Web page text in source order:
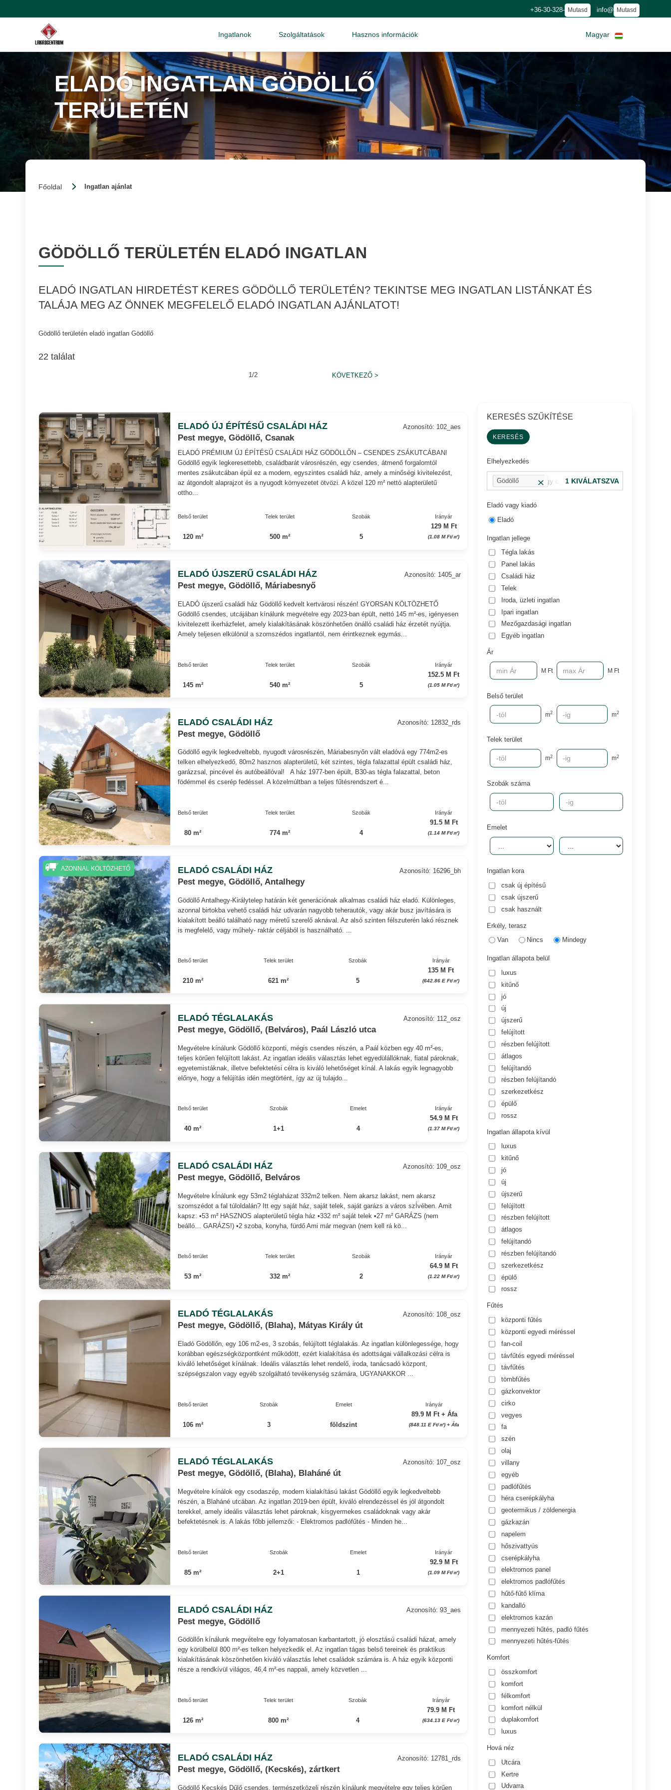
+36-30-328- Mutasd info@ Mutasd
Ingatlanok Szolgáltatások Hasznos információk Magyar
ELADÓ INGATLAN GÖDÖLLŐ
TERÜLETÉN
Főoldal Ingatlan ajánlat
GÖDÖLLŐ TERÜLETÉN ELADÓ INGATLAN
ELADÓ INGATLAN HIRDETÉST KERES GÖDÖLLŐ TERÜLETÉN? TEKINTSE MEG INGATLAN LISTÁNKAT ÉS
TALÁJA MEG AZ ÖNNEK MEGFELELŐ ELADÓ INGATLAN AJÁNLATOT!
Gödöllő területén eladó ingatlan Gödöllő
22 találat
1/2 KÖVETKEZŐ>
ELADÓ ÚJ ÉPÍTÉSŰ CSALÁDI HÁZ
Pest megye, Gödöllő, Csanak
Azonosító: 102_aes
ELADÓ PRÉMIUM ÚJ ÉPÍTÉSŰ CSALÁDI HÁZ GÖDÖLLŐN – CSENDES ZSÁKUTCÁBAN!
Gödöllő egyik legkeresettebb, családbarát városrészén, egy csendes, átmenő forgalomtól
mentes zsákutcában épül ez a modern, egyszintes családi ház, amely a minőségi kivitelezést,
az átgondolt alaprajzot és a nyugodt környezetet ötvözi. A közel 120 m² nettó alapterületű
ottho...
Belső terület
120 m²
Telek terület
500 m²
Szobák
5
Irányár
129 M Ft
(1.08 M Ft/㎡)
ELADÓ ÚJSZERŰ CSALÁDI HÁZ
Pest megye, Gödöllő, Máriabesnyő
Azonosító: 1405_ar
ELADÓ újszerű családi ház Gödöllő kedvelt kertvárosi részén! GYORSAN KÖLTÖZHETŐ
Gödöllő csendes, utcájában kínálunk megvételre egy 2023-ban épült, nettó 145 m²-es, igényesen
kivitelezett ikerházfelet, amely kialakításának köszönhetően önálló családi ház érzetét nyújtja.
Amely teljesen elkülönül a szomszédos ingatlantól, nem érintkeznek egymás...
Belső terület
145 m²
Telek terület
540 m²
Szobák
5
Irányár
152.5 M Ft
(1.05 M Ft/㎡)
ELADÓ CSALÁDI HÁZ
Pest megye, Gödöllő
Azonosító: 12832_rds
Gödöllő egyik legkedveltebb, nyugodt városrészén, Máriabesnyőn vált eladóvá egy 774m2-es
telken elhelyezkedő, 80m2 hasznos alapterületű, két szintes, tégla falazattal épült családi ház,
garázzsal, pincével és autóbeállóval! A ház 1977-ben épült, B30-as tégla falazattal, beton
födémmel és cserép fedéssel. A közelmúltban a teljes fűtésrendszert é...
Belső terület
80 m²
Telek terület
774 m²
Szobák
4
Irányár
91.5 M Ft
(1.14 M Ft/㎡)
ELADÓ CSALÁDI HÁZ
Pest megye, Gödöllő, Antalhegy
Azonosító: 16296_bh
Gödöllő Antalhegy-Királytelep határán két generációnak alkalmas családi ház eladó. Különleges,
azonnal birtokba vehető családi ház udvarán nagyobb teherautók, vagy akár busz javítására is
kialakított beálló található nagy méretű szerelő aknával. Az alsó szinten félszuterén lakó résznek
is megfelelő, vagy műhely- raktár céljából is használható. ...
Belső terület
210 m²
Telek terület
621 m²
Szobák
5
Irányár
135 M Ft
(642.86 E Ft/㎡)
AZONNAL KÖLTÖZHETŐ
ELADÓ TÉGLALAKÁS
Pest megye, Gödöllő, (Belváros), Paál László utca
Azonosító: 112_osz
Megvételre kínálunk Gödöllő központi, mégis csendes részén, a Paál közben egy 40 m²-es,
teljes körűen felújított lakást. Az ingatlan ideális választás lehet egyedülállóknak, fiatal pároknak,
egyetemistáknak, illetve befektetési célra is kiváló lehetőséget kínál. A lakás egyik legnagyobb
előnye, hogy a felújítás idén megtörtént, így az új tulajdo...
Belső terület
40 m²
Szobák
1+1
Emelet
4
Irányár
54.9 M Ft
(1.37 M Ft/㎡)
ELADÓ CSALÁDI HÁZ
Pest megye, Gödöllő, Belváros
Azonosító: 109_osz
Megvételre kÍnálunk egy 53m2 téglaházat 332m2 telken. Nem akarsz lakást, nem akarsz
szomszédot a fal túloldalán? Itt egy saját ház, saját telek, saját garázs a város szÍvében. Amit
kapsz: •53 m² HASZNOS alapterületű tégla ház •332 m² saját telek •27 m² GARÁZS (nem
beálló… GARÁZS!) •2 szoba, konyha, fürdő Ami már megvan (nem kell rá kö...
Belső terület
53 m²
Telek terület
332 m²
Szobák
2
Irányár
64.9 M Ft
(1.22 M Ft/㎡)
ELADÓ TÉGLALAKÁS
Pest megye, Gödöllő, (Blaha), Mátyas Király út
Azonosító: 108_osz
Eladó Gödöllőn, egy 106 m2-es, 3 szobás, felújított téglalakás. Az ingatlan különlegessége, hogy
korábban egészségközpontként működött, ezért kialakítása és adottságai vállalkozási célra is
kiváló lehetőséget kínálnak. Ideális választás lehet rendelő, iroda, tanácsadó központ,
szépségszalon vagy egyéb szolgáltató tevékenység számára, UGYANAKKOR ...
Belső terület
106 m²
Szobák
3
Emelet
földszint
Irányár
89.9 M Ft + Áfa
(848.11 E Ft/㎡) + Áfa
ELADÓ TÉGLALAKÁS
Pest megye, Gödöllő, (Blaha), Blaháné út
Azonosító: 107_osz
Megvételre kínálok egy csodaszép, modern kialakítású lakást Gödöllő egyik legkedveltebb
részén, a Blaháné utcában. Az ingatlan 2019-ben épült, kiváló elrendezéssel és jól átgondolt
terekkel, amely ideális választás lehet pároknak, kisgyermekes családoknak vagy akár
befektetésnek is. A lakás főbb jellemzői: - Elektromos padlófűtés - Minden he...
Belső terület
85 m²
Szobák
2+1
Emelet
1
Irányár
92.9 M Ft
(1.09 M Ft/㎡)
ELADÓ CSALÁDI HÁZ
Pest megye, Gödöllő
Azonosító: 93_aes
Gödöllőn kínálunk megvételre egy folyamatosan karbantartott, jó elosztású családi házat, amely
egy körülbelül 800 m²-es telken helyezkedik el. Az ingatlan tágas belső tereinek és praktikus
kialakításának köszönhetően kiváló választás lehet családok számára is. A ház egyik központi
része a rendkívül világos, 46,4 m²-es nappali, amely közvetlen ...
Belső terület
126 m²
Telek terület
800 m²
Szobák
4
Irányár
79.9 M Ft
(634.13 E Ft/㎡)
ELADÓ CSALÁDI HÁZ
Pest megye, Gödöllő, (Kecskés), zártkert
Azonosító: 12781_rds
Gödöllő Kecskés Dűlő csendes, természetközeli részén kínálunk megvételre egy teljes körűen
KERESÉS SZŰKÍTÉSE
Elhelyezkedés
pl.: 13 kerület vagy Eger, Dobó utca
Gödöllő 1 KIVÁLATSZVA
Eladó vagy kiadó
Eladó
Ingatlan jellege
Tégla lakás
Panel lakás
Családi ház
Telek
Iroda, üzleti ingatlan
Ipari ingatlan
Mezőgazdasági ingatlan
Egyéb ingatlan
Ár
M Ft M Ft
Belső terület
m2 m2
Telek terület
m2 m2
Szobák száma
Emelet
Ingatlan kora
csak új építésű
csak újszerű
csak használt
Erkély, terasz
Van
Nincs Mindegy
Ingatlan állapota belül
luxus
kitűnő
jó
új
újszerű
felújított
részben felújított
átlagos
felújítandó
részben felújítandó
szerkezetkész
épülő
rossz
Ingatlan állapota kívül
luxus
kitűnő
jó
új
újszerű
felújított
részben felújított
átlagos
felújítandó
részben felújítandó
szerkezetkész
épülő
rossz
Fűtés
központi fűtés
központi egyedi méréssel
fan-coil
távfűtés egyedi méréssel
távfűtés
tömbfűtés
gázkonvektor
cirko
vegyes
fa
szén
olaj
villany
egyéb
padlófűtés
héra cserépkályha
geotermikus / zöldenergia
gázkazán
napelem
hőszivattyús
cserépkályha
elektromos panel
elektromos padlófűtés
hűtő-fűtő klíma
kandalló
elektromos kazán
mennyezeti hűtés, padló fűtés
mennyezeti hűtés-fűtés
Komfort
összkomfort
komfort
félkomfort
komfort nélkül
duplakomfort
luxus
Hová néz
Utcára
Kertre
Udvarra